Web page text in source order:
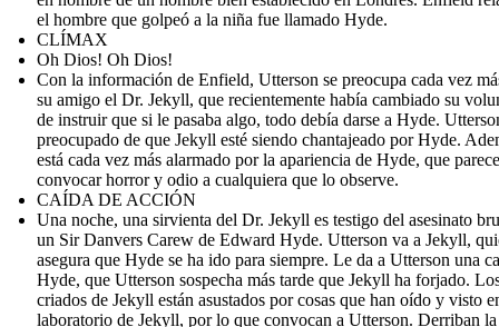
el hombre que golpeó a la niña fue llamado Hyde.
CLÍMAX
Oh Dios! Oh Dios!
Con la información de Enfield, Utterson se preocupa cada vez
su amigo el Dr. Jekyll, que recientemente había cambiado su
de instruir que si le pasaba algo, todo debía darse a Hyde.
preocupado de que Jekyll esté siendo chantajeado por Hyde.
está cada vez más alarmado por la apariencia de Hyde, que parece
convocar horror y odio a cualquiera que lo observe.
CAÍDA DE ACCIÓN
Una noche, una sirvienta del Dr. Jekyll es testigo del asesinato
un Sir Danvers Carew de Edward Hyde. Utterson va a Jekyll,
asegura que Hyde se ha ido para siempre. Le da a Utterson una
Hyde, que Utterson sospecha más tarde que Jekyll ha forjado.
criados de Jekyll están asustados por cosas que han oído y visto
laboratorio de Jekyll, por lo que convocan a Utterson. Derriban